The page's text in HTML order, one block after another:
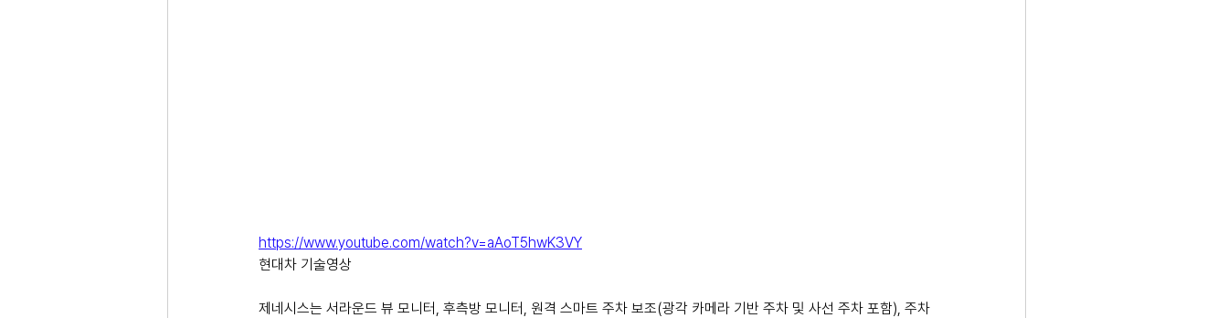
https://www.youtube.com/watch?v=aAoT5hwK3VY
현대차 기술영상
제네시스는 서라운드 뷰 모니터, 후측방 모니터, 원격 스마트 주차 보조(광각 카메라 기반 주차 및 사선 주차 포함), 주차